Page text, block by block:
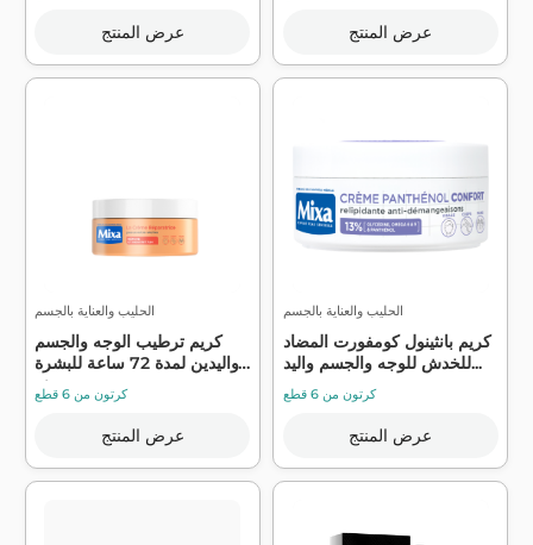
عرض المنتج عرض المنتج
الحليب والعناية بالجسم
كريم ترطيب الوجه والجسم
واليدين لمدة 72 ساعة للبشرة
ش... كرتون من 6 قطع
عرض المنتج
الحليب والعناية بالجسم
كريم بانثينول كومفورت المضاد
للخدش للوجه والجسم واليد...
كرتون من 6 قطع
عرض المنتج